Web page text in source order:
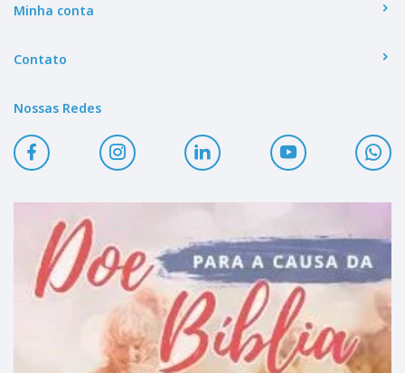
Minha conta
Contato
Nossas Redes